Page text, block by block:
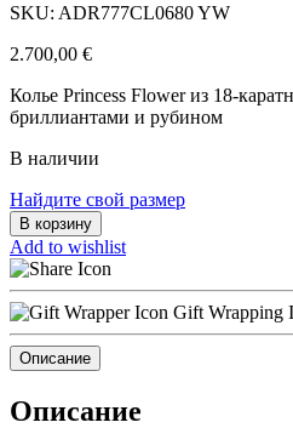
SKU: ADR777CL0680 YW
2.700,00 €
Колье Princess Flower из 18-
бриллиантами и рубином
В наличии
Найдите свой размер
В корзину
Add to wishlist
Gift Wrapping
Описание
Описание